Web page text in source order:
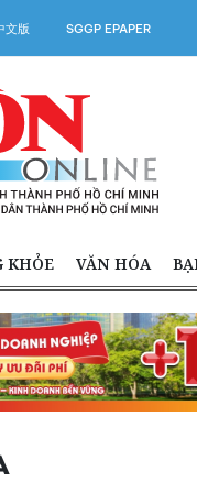
文版 SGGP EPAPER
KHỎE VĂN HÓA